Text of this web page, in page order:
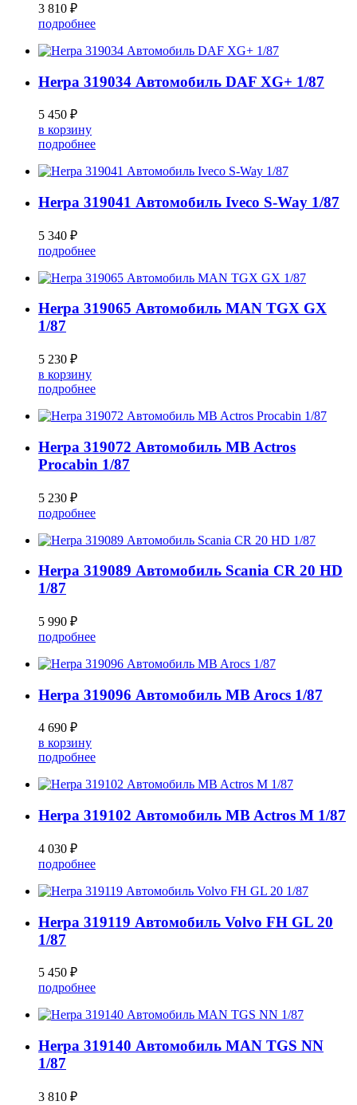
3 810 ₽
подробнее
Herpa 319034 Автомобиль DAF XG+ 1/87
5 450 ₽
в корзину
подробнее
Herpa 319041 Автомобиль Iveco S-Way 1/87
5 340 ₽
подробнее
Herpa 319065 Автомобиль MAN TGX GX
1/87
5 230 ₽
в корзину
подробнее
Herpa 319072 Автомобиль MB Actros
Procabin 1/87
5 230 ₽
подробнее
Herpa 319089 Автомобиль Scania CR 20 HD
1/87
5 990 ₽
подробнее
Herpa 319096 Автомобиль MB Arocs 1/87
4 690 ₽
в корзину
подробнее
Herpa 319102 Автомобиль MB Actros M 1/87
4 030 ₽
подробнее
Herpa 319119 Автомобиль Volvo FH GL 20
1/87
5 450 ₽
подробнее
Herpa 319140 Автомобиль MAN TGS NN
1/87
3 810 ₽